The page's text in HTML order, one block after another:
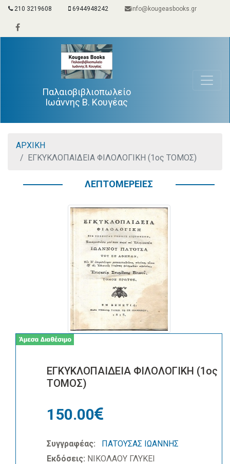
210 3219608 6944948242 info@kougeasbooks.gr
Παλαιοβιβλιοπωλείο
Ιωάννης Β. Κουγέας
ΑΡΧΙΚΗ
ΕΓΚΥΚΛΟΠΑΙΔΕΙΑ ΦΙΛΟΛΟΓΙΚΗ (1ος ΤΟΜΟΣ)
ΛΕΠΤΟΜΕΡΕΙΕΣ
ΕΓΚΥΚΛΟΠΑΙΔΕΙΑ ΦΙΛΟΛΟΓΙΚΗ (1ος
ΤΟΜΟΣ)
150.00
Συγγραφέας:
ΠΑΤΟΥΣΑΣ ΙΩΑΝΝΗΣ
Εκδόσεις: ΝΙΚΟΛΑΟΥ ΓΛΥΚΕΙ